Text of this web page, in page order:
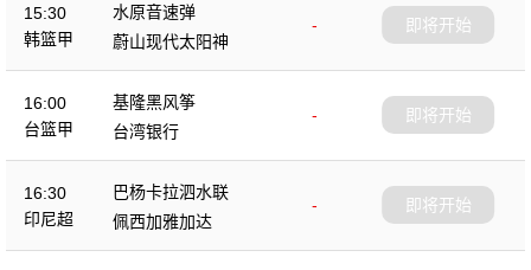
15:30
韩篮甲
水原音速弹
-
蔚山现代太阳神
即将开始
16:00
台篮甲
基隆黑风筝
-
台湾银行
即将开始
16:30
印尼超
巴杨卡拉泗水联
-
佩西加雅加达
即将开始